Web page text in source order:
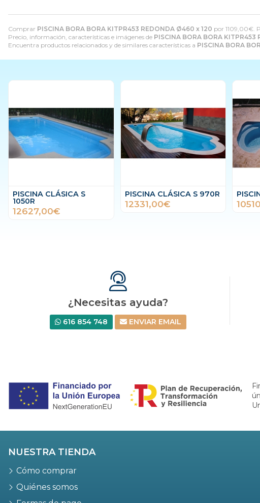
Comprar PISCINA BORA BORA KITPR453 REDONDA Ø460 x 120 por 1109,00€.
Precio, información, características e imágenes de PISCINA BORA BORA KITPR453
Encuentra productos relacionados y de similares características a PISCINA BORA
PISCINA CLÁSICA S
1050R
12627,00€
PISCINA CLÁSICA S 970R
12331,00€
¿Necesitas ayuda?
616 854 748 ENVIAR EMAIL
NUESTRA TIENDA
Cómo comprar
Quiénes somos